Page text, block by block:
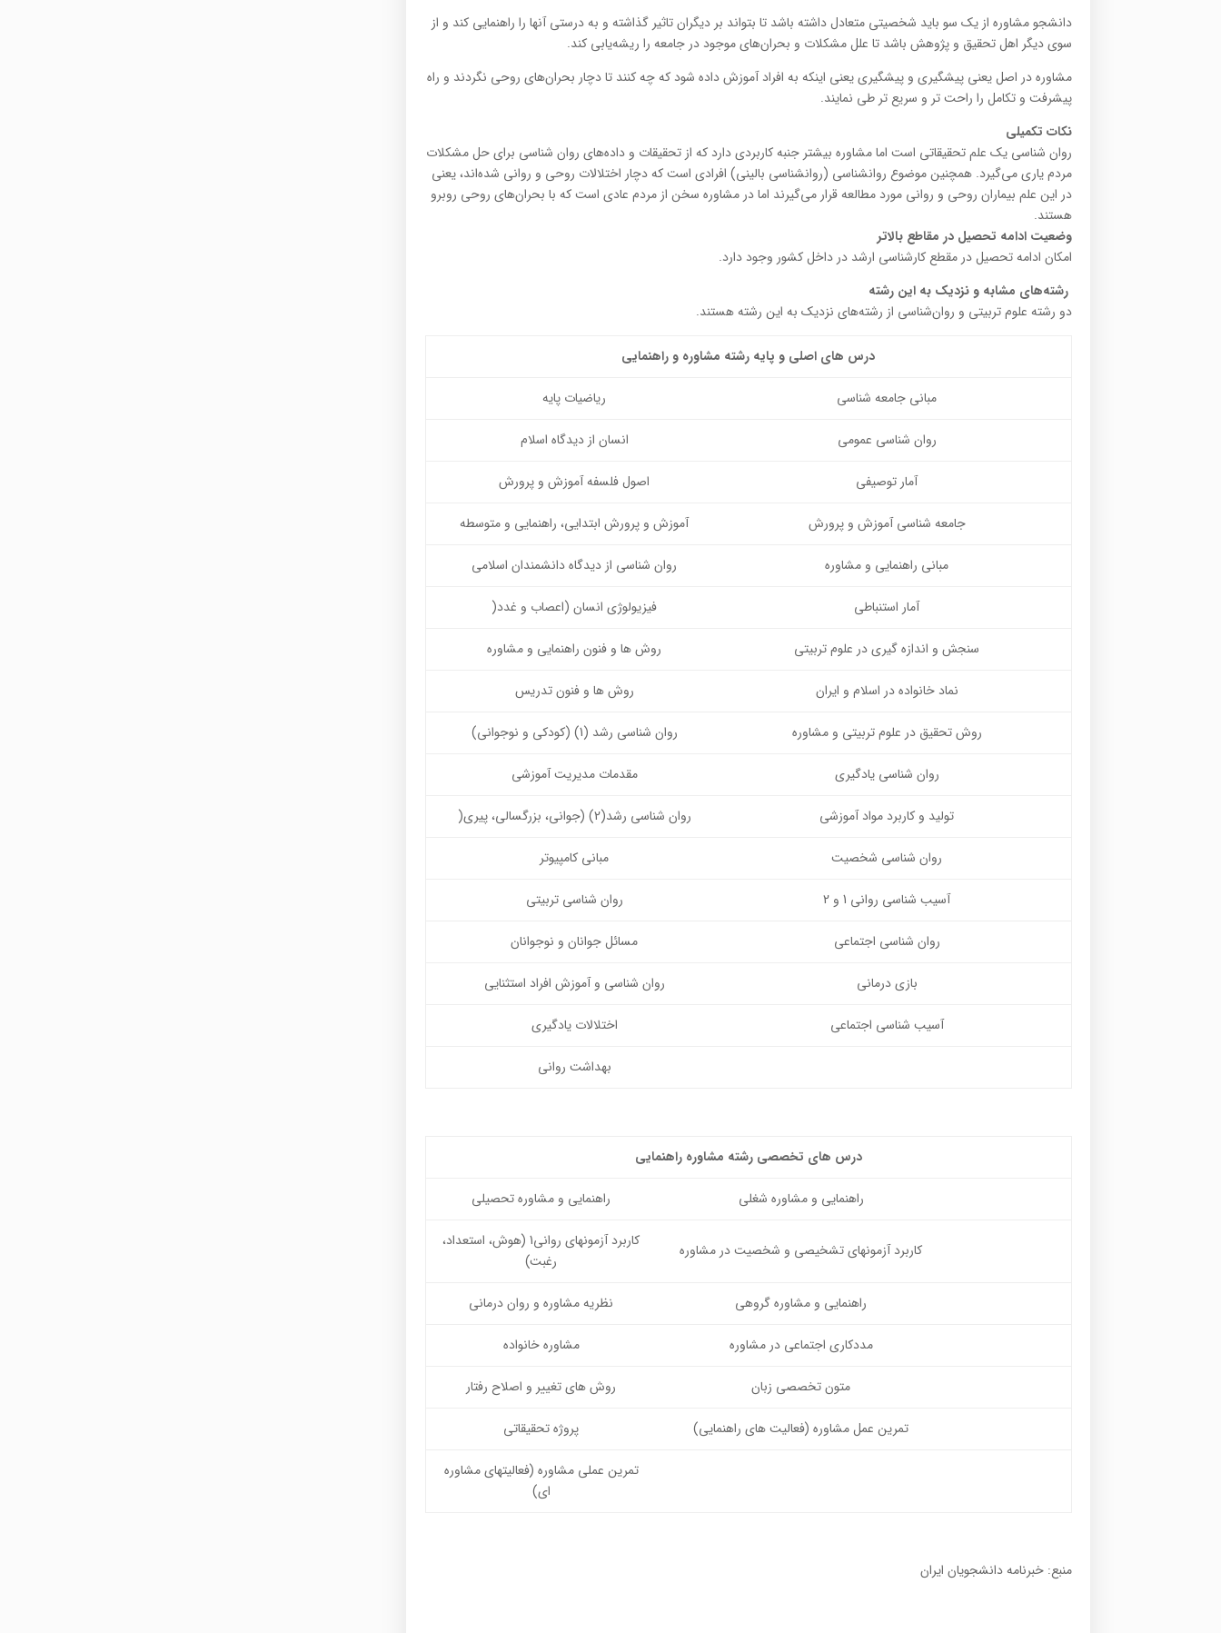
دانشجو مشاوره از یک سو باید شخصیتی متعادل داشته باشد تا بتواند بر دیگران تاثیر گذاشته و به درستی آنها را راهنمایی کند و از
سوی دیگر اهل تحقیق و پژوهش باشد تا علل مشکلات و بحران‌های موجود در جامعه را ریشه‌یابی کند.
مشاوره در اصل یعنی پیشگیری و پیشگیری یعنی اینکه به افراد آموزش داده شود که چه کنند تا دچار بحران‌های روحی نگردند و راه
پیشرفت و تکامل را راحت تر و سریع تر طی نمایند.
نکات تکمیلی
روان شناسی یک علم تحقیقاتی است اما مشاوره بیشتر جنبه کاربردی دارد که از تحقیقات و داده‌های روان شناسی برای حل مشکلات
مردم یاری می‌گیرد. همچنین موضوع روانشناسی (روانشناسی بالینی) افرادی است که دچار اختلالات روحی و روانی شده‌اند، یعنی
در این علم بیماران روحی و روانی مورد مطالعه قرار می‌گیرند اما در مشاوره سخن از مردم عادی است که با بحران‌های روحی روبرو
هستند.
وضعیت ادامه تحصیل در مقاطع بالاتر
امکان ادامه تحصیل در مقطع کارشناسی ارشد در داخل کشور وجود دارد.
رشته‌های مشابه و نزدیک به این رشته
دو رشته علوم تربیتی و روان‌شناسی از رشته‌های نزدیک به این رشته هستند.
درس های اصلی و پایه رشته مشاوره و راهنمایی
مبانی جامعه شناسی ریاضیات پایه
روان شناسی عمومی انسان از دیدگاه اسلام
آمار توصیفی اصول فلسفه آموزش و پرورش
جامعه شناسی آموزش و پرورش آموزش و پرورش ابتدایی، راهنمایی و متوسطه
مبانی راهنمایی و مشاوره روان شناسی از دیدگاه دانشمندان اسلامی
آمار استنباطی فیزیولوژی انسان (اعصاب و غدد(
سنجش و اندازه گیری در علوم تربیتی روش ها و فنون راهنمایی و مشاوره
نماد خانواده در اسلام و ایران روش ها و فنون تدریس
روش تحقیق در علوم تربیتی و مشاوره روان شناسی رشد (1) (کودکی و نوجوانی)
روان شناسی یادگیری مقدمات مدیریت آموزشی
تولید و کاربرد مواد آموزشی روان شناسی رشد(2) (جوانی، بزرگسالی، پیری(
روان شناسی شخصیت مبانی کامپیوتر
آسیب شناسی روانی 1 و 2 روان شناسی تربیتی
روان شناسی اجتماعی مسائل جوانان و نوجوانان
بازی درمانی روان شناسی و آموزش افراد استثنایی
آسیب شناسی اجتماعی اختلالات یادگیری
بهداشت روانی
درس های تخصصی رشته مشاوره راهنمایی
راهنمایی و مشاوره شغلی راهنمایی و مشاوره تحصیلی
کاربرد آزمونهای تشخیصی و شخصیت در مشاوره
کاربرد آزمونهای روانی1 (هوش، استعداد،
رغبت)
راهنمایی و مشاوره گروهی نظریه مشاوره و روان درمانی
مددکاری اجتماعی در مشاوره مشاوره خانواده
متون تخصصی زبان روش های تغییر و اصلاح رفتار
تمرین عمل مشاوره (فعالیت های راهنمایی) پروژه تحقیقاتی
تمرین عملی مشاوره (فعالیتهای مشاوره
ای)
منبع: خبرنامه دانشجویان ایران